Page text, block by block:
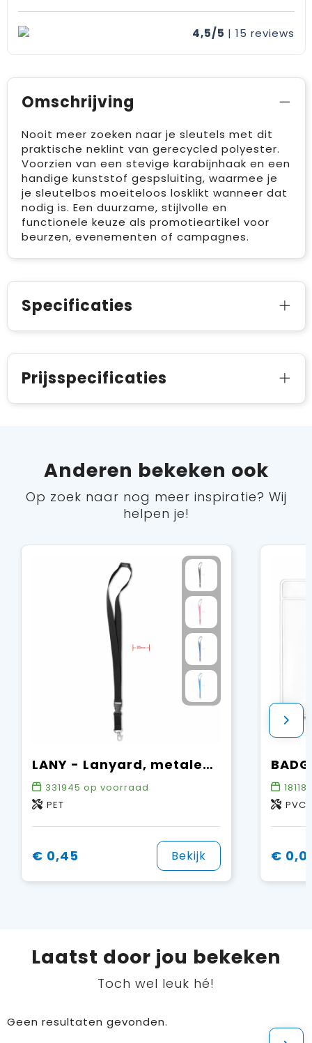
4,5/5 | 15 reviews
Omschrijving
Nooit meer zoeken naar je sleutels met dit
praktische neklint van gerecycled polyester.
Voorzien van een stevige karabijnhaak en een
handige kunststof gespsluiting, waarmee je
je sleutelbos moeiteloos losklikt wanneer dat
nodig is. Een duurzame, stijlvolle en
functionele keuze als promotieartikel voor
beurzen, evenementen of campagnes.
Specificaties
Prijsspecificaties
Anderen bekeken ook
Op zoek naar nog meer inspiratie? Wij
helpen je!
LANY - Lanyard, metalen haak. 20 mm
331945 op voorraad
PET
€ 0,45 Bekijk
PVC
€
Laatst door jou bekeken
Toch wel leuk hé!
Geen resultaten gevonden.